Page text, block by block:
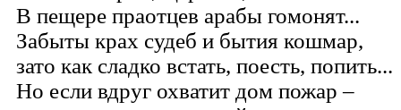
В пещере праотцев арабы гомонят...
Забыты крах судеб и бытия кошмар,
зато как сладко встать, поесть, попить...
Но если вдруг охватит дом пожар –